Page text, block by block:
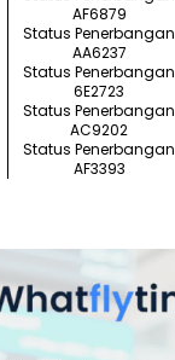
AF6879
Status Penerbangan
AA6237
Status Penerbangan
6E2723
Status Penerbangan
AC9202
Status Penerbangan
AF3393